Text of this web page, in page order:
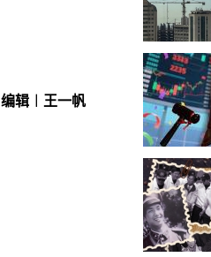
编辑︱王一帆